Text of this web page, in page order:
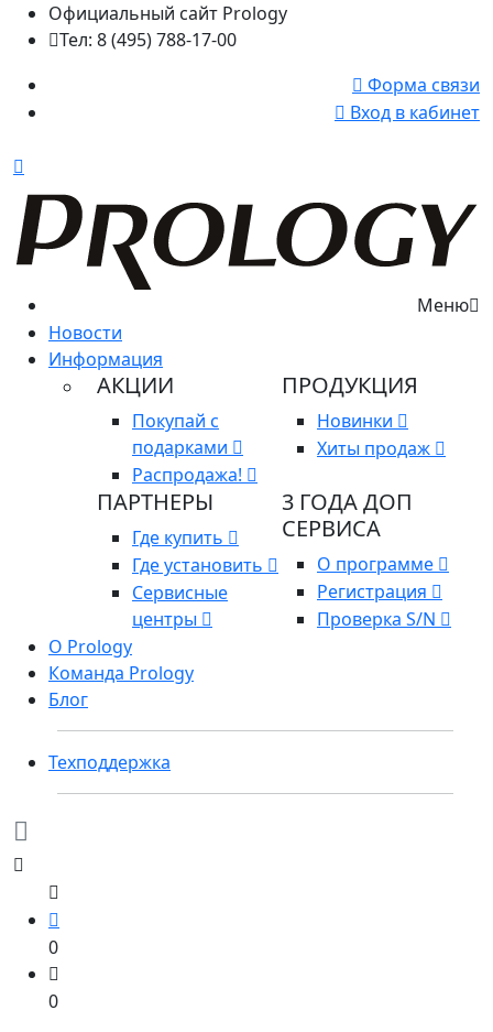
Официальный сайт Prology
Тел: 8 (495) 788-17-00
Форма связи
Вход в кабинет
Меню
Новости
Информация
АКЦИИ
Покупай с
подарками
Распродажа!
ПРОДУКЦИЯ
Новинки
Хиты продаж
ПАРТНЕРЫ
Где купить
Где установить
Сервисные
центры
3 ГОДА ДОП
СЕРВИСА
О программе
Регистрация
Проверка S/N
О Prology
Команда Prology
Блог
Техподдержка
0
0